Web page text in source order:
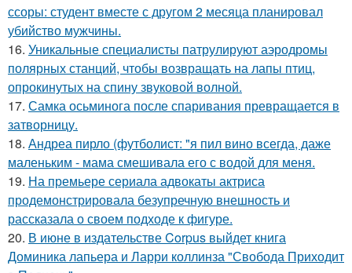
ссоры: студент вместе с другом 2 месяца планировал
убийство мужчины.
16. Уникальные специалисты патрулируют аэродромы
полярных станций, чтобы возвращать на лапы птиц,
опрокинутых на спину звуковой волной.
17. Самка осьминога после спаривания превращается в
затворницу.
18. Андреа пирло (футболист: "я пил вино всегда, даже
маленьким - мама смешивала его с водой для меня.
19. На премьере сериала адвокаты актриса
продемонстрировала безупречную внешность и
рассказала о своем подходе к фигуре.
20. В июне в издательстве Corpus выйдет книга
Доминика лапьера и Ларри коллинза "Свобода Приходит